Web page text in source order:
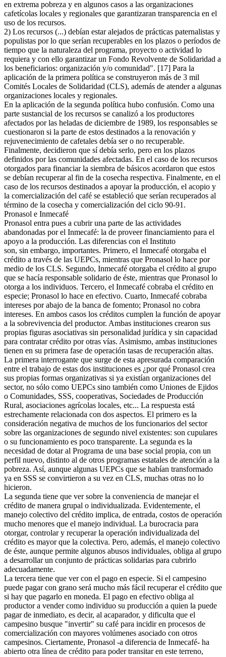
en extrema pobreza y en algunos casos a las organizaciones
cafetícolas locales y regionales que garantizaran transparencia en el
uso de los recursos.
2) Los recursos (...) debían estar alejados de prácticas paternalistas y
populistas por lo que serían recuperables en los plazos o períodos de
tiempo que la naturaleza del programa, proyecto o actividad lo
requiera y con ello garantizar un Fondo Revolvente de Solidaridad a
los beneficiarios: organización y/o comunidad". [17] Para la
aplicación de la primera política se construyeron más de 3 mil
Comités Locales de Solidaridad (CLS), además de atender a algunas
organizaciones locales y regionales.
En la aplicación de la segunda política hubo confusión. Como una
parte sustancial de los recursos se canalizó a los productores
afectados por las heladas de diciembre de 1989, los responsables se
cuestionaron si la parte de estos destinados a la renovación y
rejuvenecimiento de cafetales debía ser o no recuperable.
Finalmente, decidieron que sí debía serlo, pero en los plazos
definidos por las comunidades afectadas. En el caso de los recursos
otorgados para financiar la siembra de básicos acordaron que estos
se debían recuperar al fin de la cosecha respectiva. Finalmente, en el
caso de los recursos destinados a apoyar la producción, el acopio y
la comercialización del café se estableció que serían recuperados al
término de la cosecha y comercialización del ciclo 90-91.
Pronasol e Inmecafé
Pronasol entra pues a cubrir una parte de las actividades
abandonadas por el Inmecafé: la de proveer financiamiento para el
apoyo a la producción. Las diferencias con el Instituto
son, sin embargo, importantes. Primero, el Inmecafé otorgaba el
crédito a través de las UEPCs, mientras que Pronasol lo hace por
medio de los CLS. Segundo, Inmecafé otorgaba el crédito al grupo
que se hacía responsable solidario de éste, mientras que Pronasol lo
otorga a los individuos. Tercero, el Inmecafé cobraba el crédito en
especie; Pronasol lo hace en efectivo. Cuarto, Inmecafé cobraba
intereses por abajo de la banca de fomento; Pronasol no cobra
intereses. En ambos casos los créditos cumplen la función de apoyar
a la sobrevivencia del productor. Ambas instituciones crearon sus
propias figuras asociativas sin personalidad jurídica y sin capacidad
para contratar crédito por otras vías. Asimismo, ambas instituciones
tienen en su primera fase de operación tasas de recuperación altas.
La primera interrogante que surge de esta apresurada comparación
entre el trabajo de estas dos instituciones es ¿por qué Pronasol crea
sus propias formas organizativas si ya existían organizaciones del
sector, no sólo como UEPCs sino también como Uniones de Ejidos
o Comunidades, SSS, cooperativas, Sociedades de Producción
Rural, asociaciones agrícolas locales, etc... La respuesta está
estrechamente relacionada con dos aspectos. El primero es la
consideración negativa de muchos de los funcionarios del sector
sobre las organizaciones de segundo nivel existentes: son cupulares
o su funcionamiento es poco transparente. La segunda es la
necesidad de dotar al Programa de una base social propia, con un
perfil nuevo, distinto al de otros programas estatales de atención a la
pobreza. Así, aunque algunas UEPCs que se habían transformado
ya en SSS se convirtieron a su vez en CLS, muchas otras no lo
hicieron.
La segunda tiene que ver sobre la conveniencia de manejar el
crédito de manera grupal o individualizada. Evidentemente, el
manejo colectivo del crédito implica, de entrada, costos de operación
mucho menores que el manejo individual. La burocracia para
otorgar, controlar y recuperar la operación individualizada del
crédito es mayor que la colectiva. Pero, además, el manejo colectivo
de éste, aunque permite algunos abusos individuales, obliga al grupo
a desarrollar un conjunto de prácticas solidarias para cubrirlo
adecuadamente.
La tercera tiene que ver con el pago en especie. Si el campesino
puede pagar con grano será mucho más fácil recuperar el crédito que
si hay que pagarlo en moneda. El pago en efectivo obliga al
productor a vender como individuo su producción a quien la puede
pagar de inmediato, es decir, al acaparador, y dificulta que el
campesino busque "invertir" su café para incidir en procesos de
comercialización con mayores volúmenes asociado con otros
campesinos. Ciertamente, Pronasol -a diferencia de Inmecafé- ha
abierto otra línea de crédito para poder transitar en este terreno,